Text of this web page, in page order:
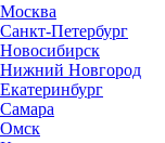
Москва
Санкт-Петербург
Новосибирск
Нижний Новгород
Екатеринбург
Самара
Омск